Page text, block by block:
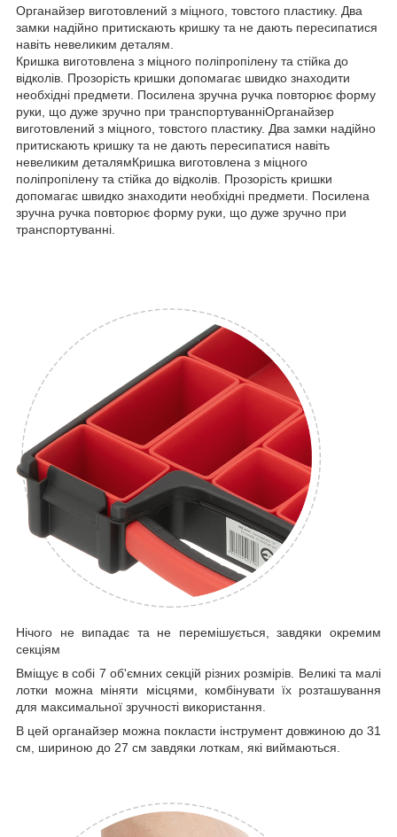
Органайзер виготовлений з міцного, товстого пластику. Два
замки надійно притискають кришку та не дають пересипатися
навіть невеликим деталям.
Кришка виготовлена з міцного поліпропілену та стійка до
відколів. Прозорість кришки допомагає швидко знаходити
необхідні предмети. Посилена зручна ручка повторює форму
руки, що дуже зручно при транспортуванніОрганайзер
виготовлений з міцного, товстого пластику. Два замки надійно
притискають кришку та не дають пересипатися навіть
невеликим деталямКришка виготовлена з міцного
поліпропілену та стійка до відколів. Прозорість кришки
допомагає швидко знаходити необхідні предмети. Посилена
зручна ручка повторює форму руки, що дуже зручно при
транспортуванні.
Нічого не випадає та не перемішується, завдяки окремим
секціям
Вміщує в собі 7 об'ємних секцій різних розмірів. Великі та малі
лотки можна міняти місцями, комбінувати їх розташування
для максимальної зручності використання.
В цей органайзер можна покласти інструмент довжиною до 31
см, шириною до 27 см завдяки лоткам, які виймаються.